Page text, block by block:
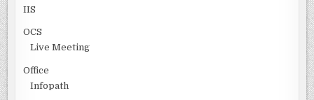
IIS
OCS
Live Meeting
Office
Infopath